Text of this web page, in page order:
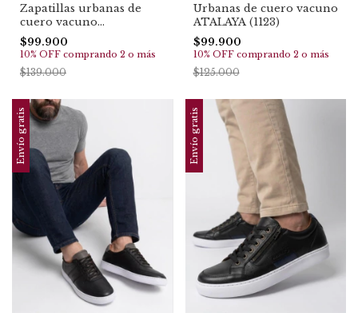
Zapatillas urbanas de
cuero vacuno
GUAYMALLEN (5075)
$99.900
10% OFF comprando 2 o más
$139.000
Urbanas de cuero vacuno
ATALAYA (1123)
$99.900
10% OFF comprando 2 o más
$125.000
Envío gratis Envío gratis